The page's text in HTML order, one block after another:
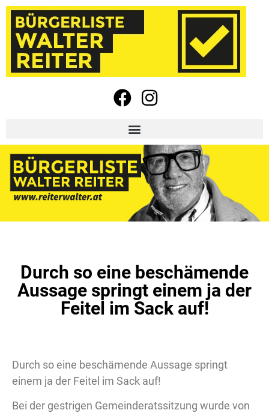
Durch so eine beschämende
Aussage springt einem ja der
Feitel im Sack auf!
Durch so eine beschämende Aussage springt
einem ja der Feitel im Sack auf!
Bei der gestrigen Gemeinderatssitzung wurde von